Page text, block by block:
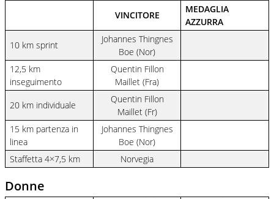
VINCITORE
MEDAGLIA
AZZURRA
10 km sprint
Johannes Thingnes
Boe (Nor)
12,5 km
inseguimento
Quentin Fillon
Maillet (Fra)
20 km individuale
Quentin Fillon
Maillet (Fr)
15 km partenza in
linea
Johannes Thingnes
Boe (Nor)
Staffetta 4×7,5 km
Norvegia
Donne